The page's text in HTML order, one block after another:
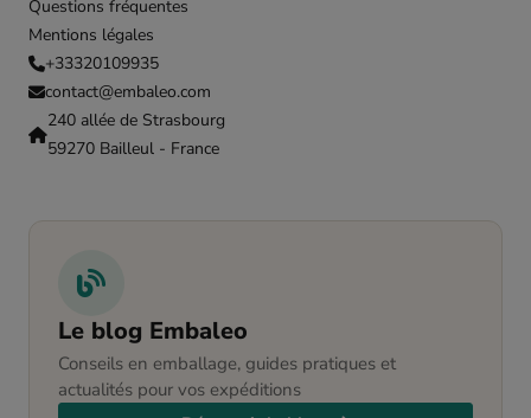
Questions fréquentes
Mentions légales
+33320109935
contact@embaleo.com
240 allée de Strasbourg
59270 Bailleul - France
Le blog Embaleo
Conseils en emballage, guides pratiques et
actualités pour vos expéditions